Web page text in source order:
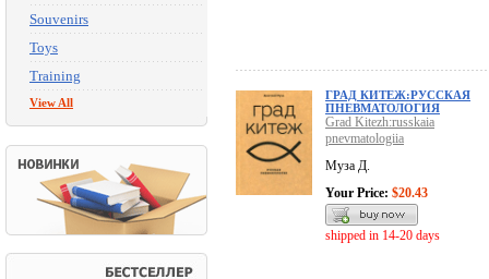
Souvenirs
Toys
Training
View All
ГРАД КИТЕЖ:РУССКАЯ
ПНЕВМАТОЛОГИЯ
Grad Kitezh:russkaia
pnevmatologiia
Муза Д.
Your Price: $20.43
shipped in 14-20 days